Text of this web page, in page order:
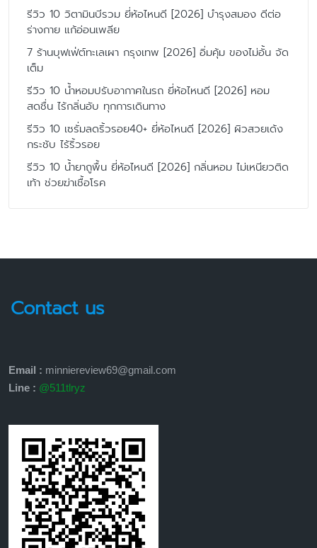
รีวิว 10 วิตามินบีรวม ยี่ห้อไหนดี [2026] บำรุงสมอง ดีต่อ
ร่างกาย แก้อ่อนเพลีย
7 ร้านบุฟเฟ่ต์ทะเลเผา กรุงเทพ [2026] อิ่มคุ้ม ของไม่อั้น จัด
เต็ม
รีวิว 10 น้ำหอมปรับอากาศในรถ ยี่ห้อไหนดี [2026] หอม
สดชื่น ไร้กลิ่นอับ ทุกการเดินทาง
รีวิว 10 เซรั่มลดริ้วรอย40+ ยี่ห้อไหนดี [2026] ผิวสวยเด้ง
กระชับ ไร้ริ้วรอย
รีวิว 10 น้ำยาถูพื้น ยี่ห้อไหนดี [2026] กลิ่นหอม ไม่เหนียวติด
เท้า ช่วยฆ่าเชื้อโรค
Contact us
Email : minniereview69@gmail.com
Line : @511tlryz